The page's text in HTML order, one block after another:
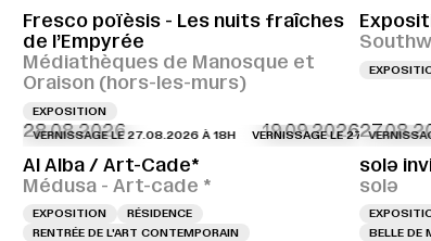
Fresco poïèsis - Les nuits fraîches
de l’Empyrée
Médiathèques de Manosque et
Oraison (hors-les-murs)
EXPOSITION
28.08.2026 19.09.2026
LE 27.08.2026 À 18H VERNISSAGE LE 27.08.2026 À 18H
Al Alba / Art-Cade*
Médusa - Art-cade *
EXPOSITION
RÉSIDENCE
RENTRÉE DE L'ART CONTEMPORAIN
VERNISSAGE
solə
solə
BELLE DE